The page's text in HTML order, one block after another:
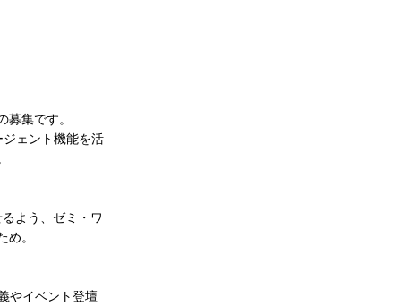
集です。
ェント機能を活
よう、ゼミ・ワ
。
やイベント登壇